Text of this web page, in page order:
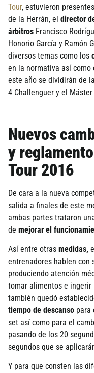
Tour, estuvieron
de la Herrán, el director
árbitros Francisco
Honorio Garcí­a y Ramón
diversos temas como los
en la normativa así­ como
este año se dividirán de
4 Challenguer y el
Nuevos
y
Tour 2016
De cara a la nueva
salida a finales de este
ambas partes trataron
de mejorar el
Así­ entre otras medidas,
entrenadores hablen con
produciendo atención
tomar alimentos e ingerir
también quedó
tiempo de descanso para
set así­ como para el
pasando de los 20
segundos que se
Y para que consten las